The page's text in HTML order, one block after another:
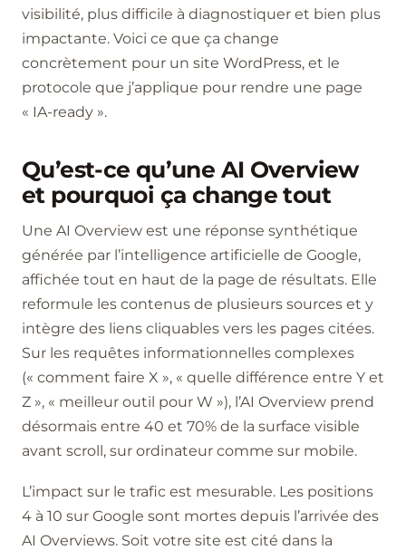
visibilité, plus difficile à diagnostiquer et bien plus
impactante. Voici ce que ça change
concrètement pour un site WordPress, et le
protocole que j’applique pour rendre une page
« IA-ready ».
Qu’est-ce qu’une AI Overview
et pourquoi ça change tout
Une AI Overview est une réponse synthétique
générée par l’intelligence artificielle de Google,
affichée tout en haut de la page de résultats. Elle
reformule les contenus de plusieurs sources et y
intègre des liens cliquables vers les pages citées.
Sur les requêtes informationnelles complexes
(« comment faire X », « quelle différence entre Y et
Z », « meilleur outil pour W »), l’AI Overview prend
désormais entre 40 et 70% de la surface visible
avant scroll, sur ordinateur comme sur mobile.
L’impact sur le trafic est mesurable. Les positions
4 à 10 sur Google sont mortes depuis l’arrivée des
AI Overviews. Soit votre site est cité dans la